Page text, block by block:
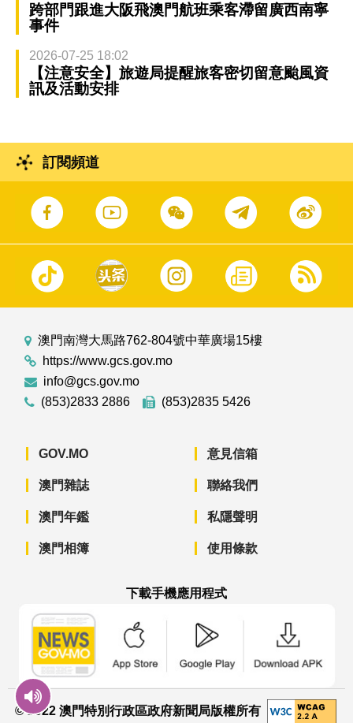
跨部門跟進大阪飛澳門航班乘客滯留廣西南寧
事件
2026-07-25 18:02
【注意安全】旅遊局提醒旅客密切留意颱風資
訊及活動安排
訂閱頻道
澳門南灣大馬路762-804號中華廣場15樓
https://www.gcs.gov.mo
info@gcs.gov.mo
(853)2833 2886
(853)2835 5426
GOV.MO
澳門雜誌
澳門年鑑
澳門相簿
意見信箱
聯絡我們
私隱聲明
使用條款
下載手機應用程式
© 2022 澳門特別行政區政府新聞局版權所有